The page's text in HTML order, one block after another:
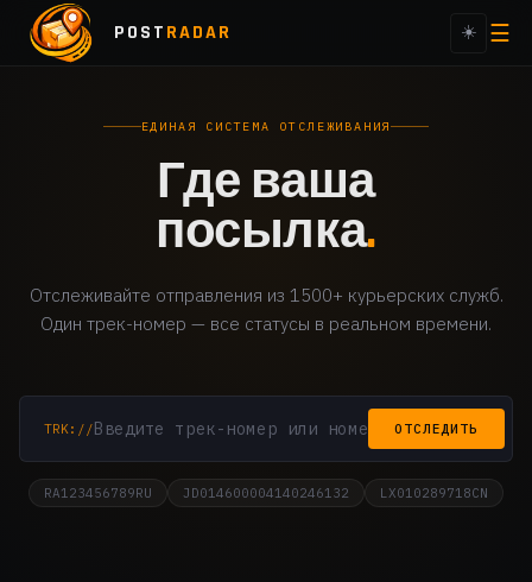
POSTRADAR ☀️ ☰
ЕДИНАЯ СИСТЕМА ОТСЛЕЖИВАНИЯ
Где ваша
посылка.
Отслеживайте отправления из 1500+ курьерских служб.
Один трек-номер — все статусы в реальном времени.
TRK:// ОТСЛЕДИТЬ
RA123456789RU JD014600004140246132 LX010289718CN